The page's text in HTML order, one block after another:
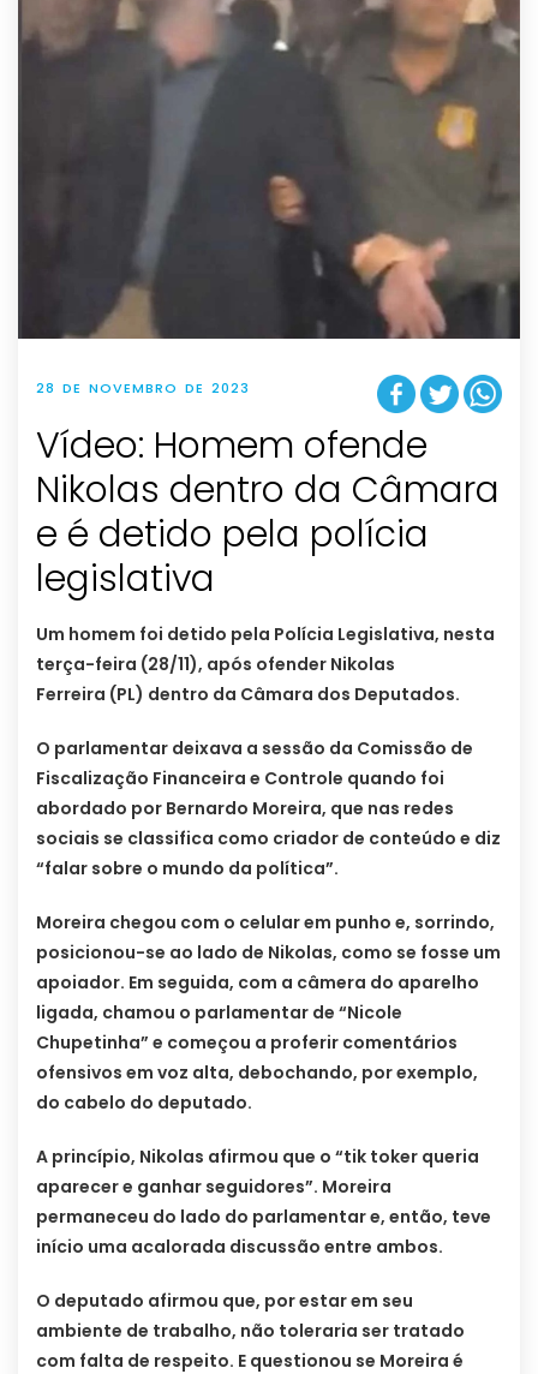
28 DE NOVEMBRO DE 2023
Vídeo: Homem ofende
Nikolas dentro da Câmara
e é detido pela polícia
legislativa
Um homem foi detido pela Polícia Legislativa, nesta
terça-feira (28/11), após ofender Nikolas
Ferreira (PL) dentro da Câmara dos Deputados.
O parlamentar deixava a sessão da Comissão de
Fiscalização Financeira e Controle quando foi
abordado por Bernardo Moreira, que nas redes
sociais se classifica como criador de conteúdo e diz
“falar sobre o mundo da política”.
Moreira chegou com o celular em punho e, sorrindo,
posicionou-se ao lado de Nikolas, como se fosse um
apoiador. Em seguida, com a câmera do aparelho
ligada, chamou o parlamentar de “Nicole
Chupetinha” e começou a proferir comentários
ofensivos em voz alta, debochando, por exemplo,
do cabelo do deputado.
A princípio, Nikolas afirmou que o “tik toker queria
aparecer e ganhar seguidores”. Moreira
permaneceu do lado do parlamentar e, então, teve
início uma acalorada discussão entre ambos.
O deputado afirmou que, por estar em seu
ambiente de trabalho, não toleraria ser tratado
com falta de respeito. E questionou se Moreira é